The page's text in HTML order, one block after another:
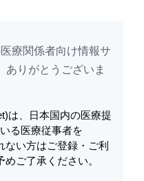
ンツ 注目コンテンツ WEBシ
上、利用履歴の収集・集計のた
可能です。
メールで共有
療関係者向け情報サ
ありがとうございま
は、日本国内の医療提
る医療従事者を
い方はご登録・ご利
ご了承ください。